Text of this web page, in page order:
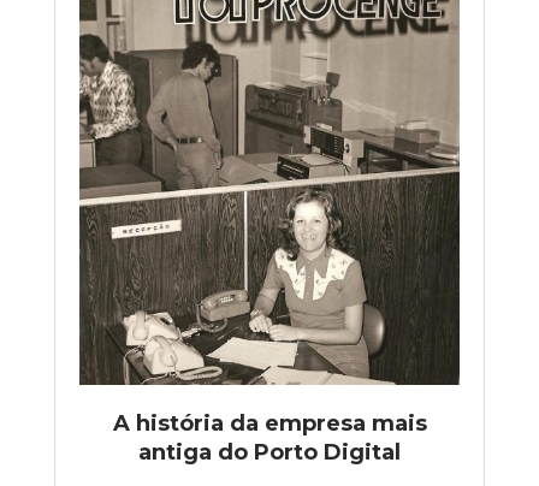
A história da empresa mais
antiga do Porto Digital